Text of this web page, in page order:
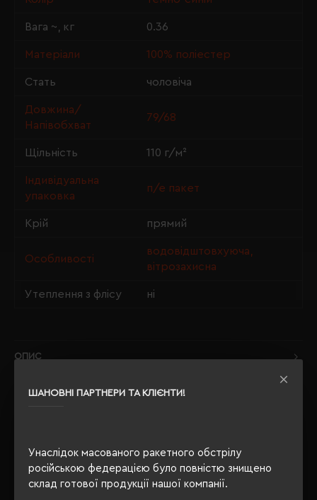
ШАНОВНІ ПАРТНЕРИ ТА КЛІЄНТИ!
Унаслідок масованого ракетного обстрілу
російською федерацією було повністю знищено
склад готової продукції нашої компанії.
Вага ~, кг 0.36
Матеріали 100% поліестер
Стать чоловіча
Довжина/
Напівобхват
79/68
Щільність 110 г/м²
Індивідуальна
упаковка
п/е пакет
Крій прямий
Особливості
водовідштовхуюча,
вітрозахисна
Утеплення з флісу ні
ОПИС
ВІДГУКИ
РЕКОМЕНДУЄМО